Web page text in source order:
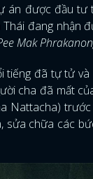
án được đầu tư
đang nhận
Mak
tiếng đã tự tử và
cha đã mất
Nattacha)
sửa chữa các